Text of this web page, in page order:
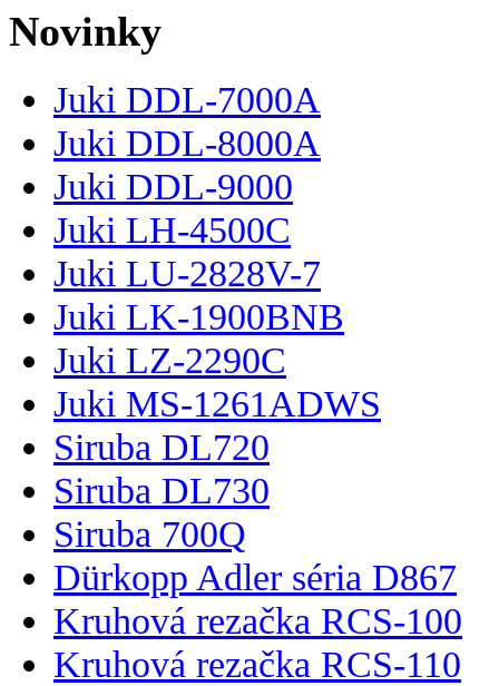
Novinky
Juki DDL-7000A
Juki DDL-8000A
Juki DDL-9000
Juki LH-4500C
Juki LU-2828V-7
Juki LK-1900BNB
Juki LZ-2290C
Juki MS-1261ADWS
Siruba DL720
Siruba DL730
Siruba 700Q
Dürkopp Adler séria D867
Kruhová rezačka RCS-100
Kruhová rezačka RCS-110